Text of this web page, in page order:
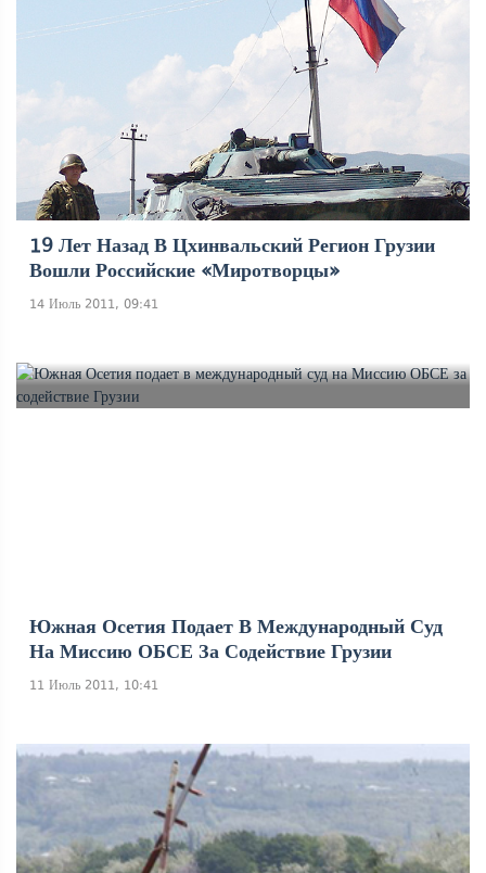
19 Лет Назад В Цхинвальский Регион Грузии
Вошли Российские «миротворцы»
14 Июль 2011, 09:41
Южная Осетия Подает В Международный Суд
На Миссию ОБСЕ За Содействие Грузии
11 Июль 2011, 10:41